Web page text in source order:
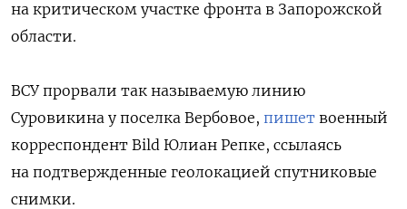
на критическом участке фронта в Запорожской
области.
ВСУ прорвали так называемую линию
Суровикина у поселка Вербовое, пишет военный
корреспондент Bild Юлиан Репке, ссылаясь
на подтвержденные геолокацией спутниковые
снимки.